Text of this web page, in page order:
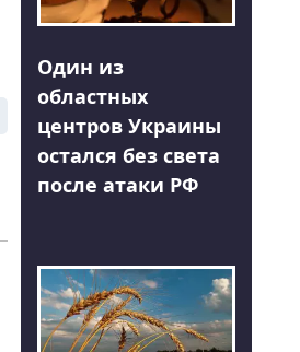
Один из
областных
центров Украины
остался без света
после атаки РФ